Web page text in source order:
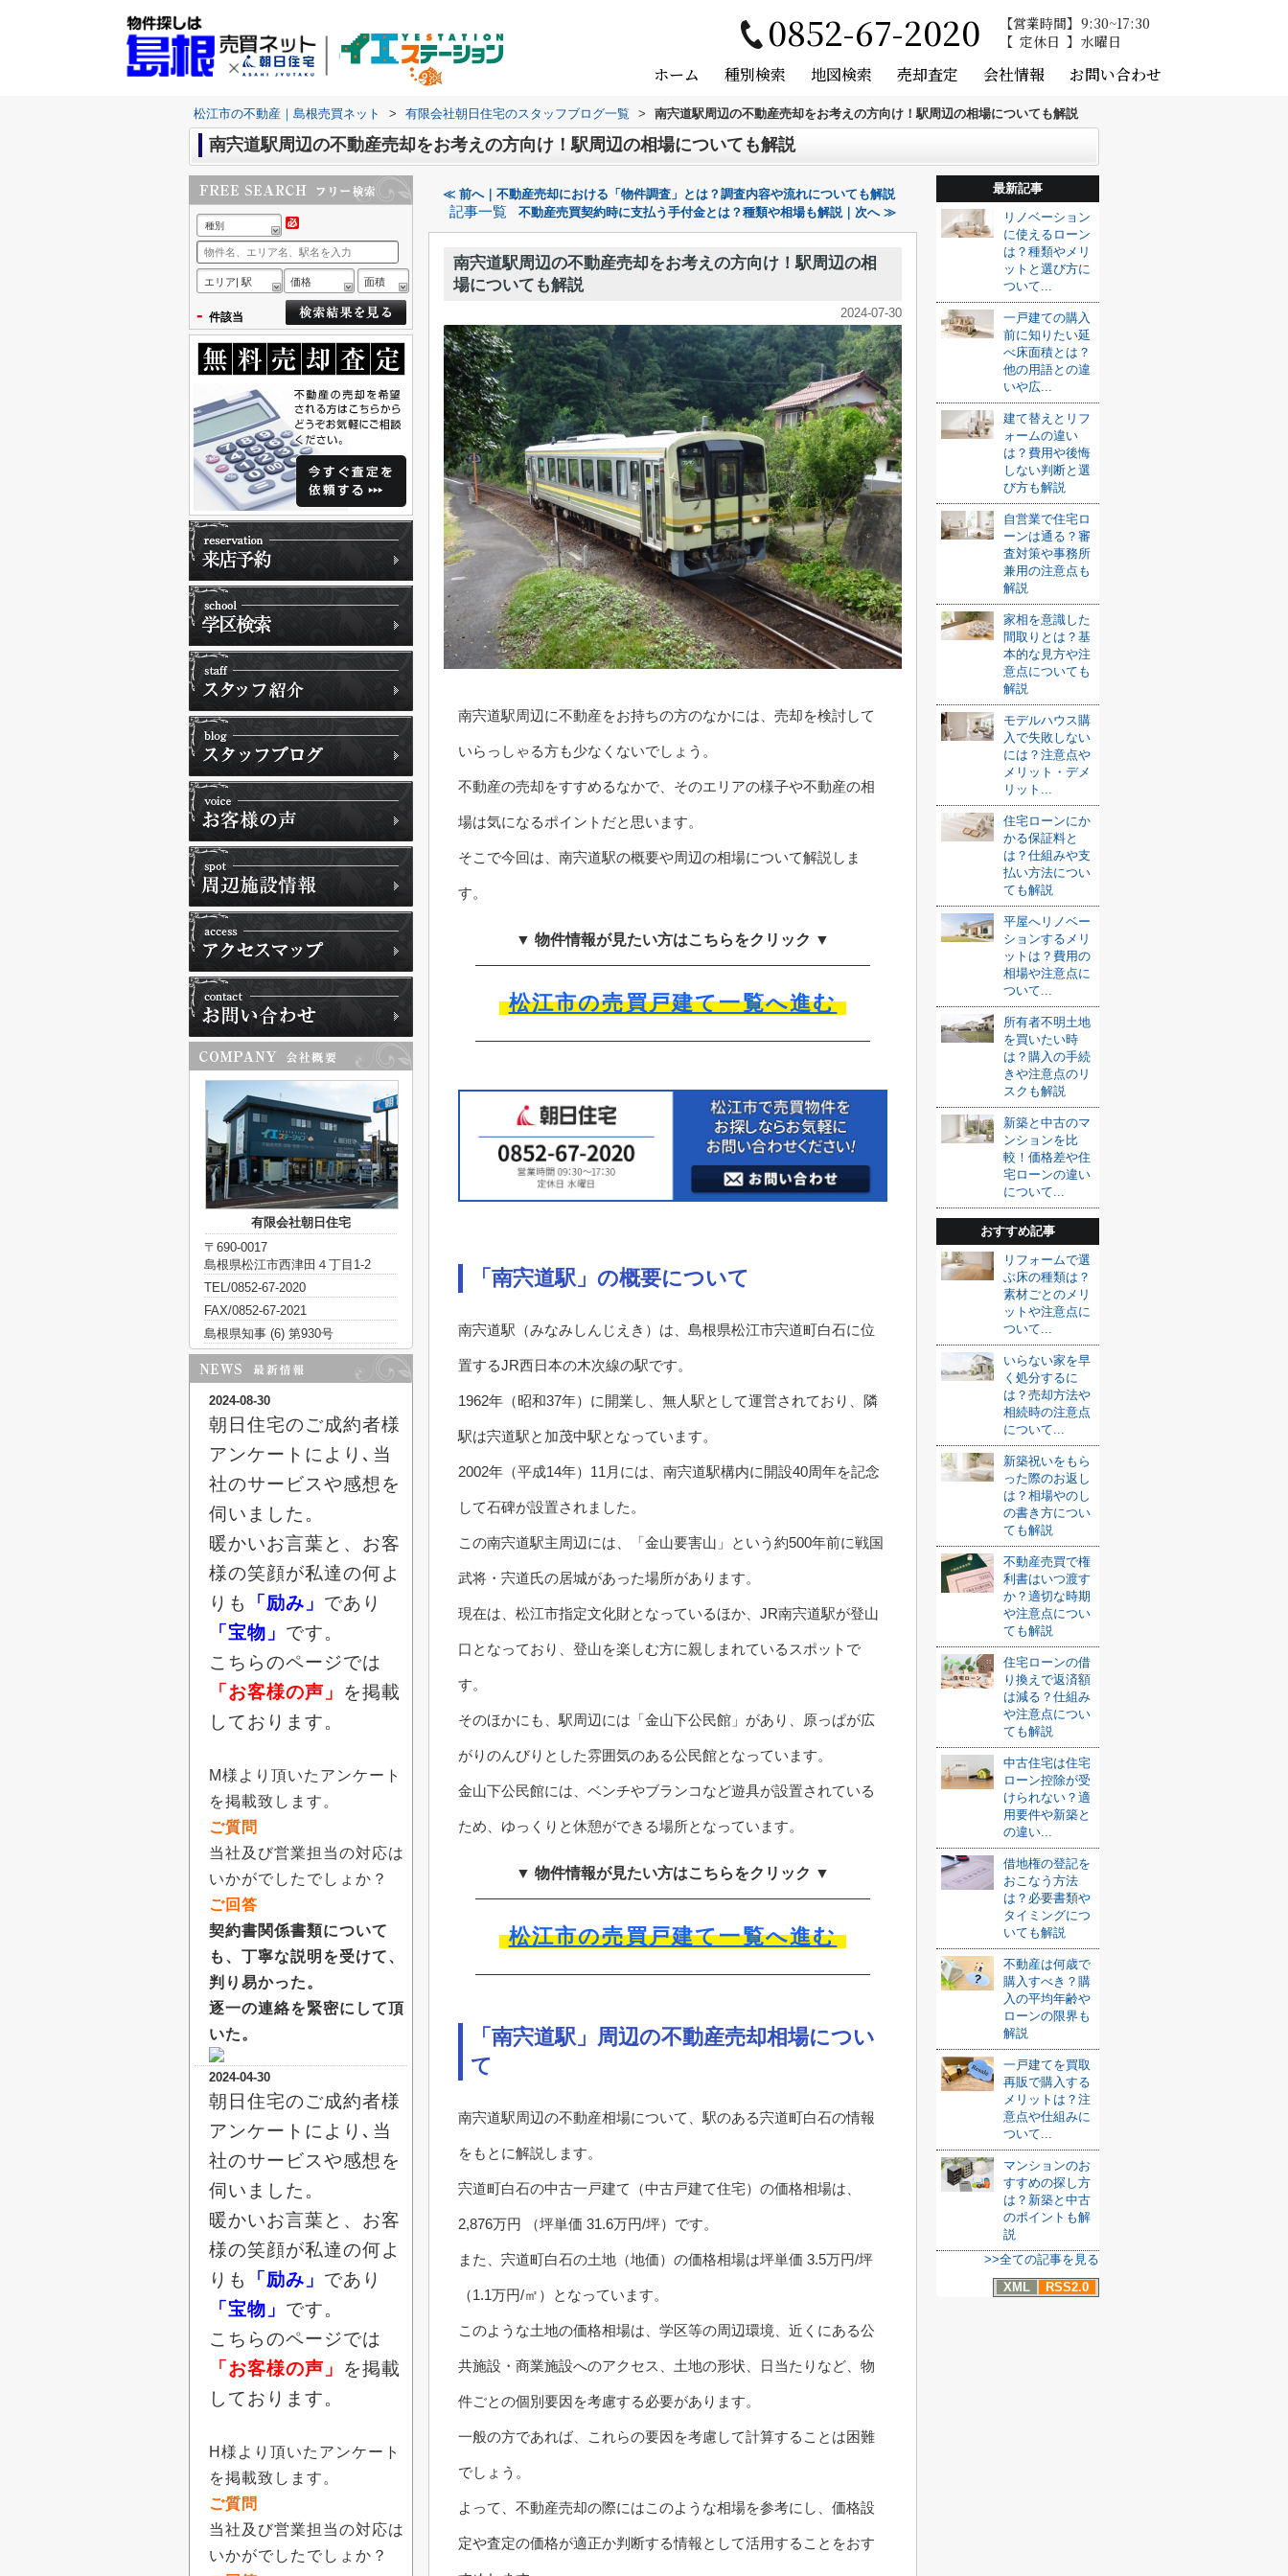
0852-67-2020 営業時間
9:30~17:30
定休日
水曜日
ホーム 種別検索 地図検索 売却査定 会社情報 お問い合わせ
松江市の不動産｜島根売買ネット > 有限会社朝日住宅のスタッフブログ一覧 > 南宍道駅周辺の不動産売却をお考えの方向け！駅周辺の相場についても解説
南宍道駅周辺の不動産売却をお考えの方向け！駅周辺の相場についても解説
≪ 前へ｜不動産売却における「物件調査」とは？調査内容や流れについても解説
記事一覧 不動産売買契約時に支払う手付金とは？種類や相場も解説｜次へ ≫
南宍道駅周辺の不動産売却をお考えの方向け！駅周辺の相
場についても解説
2024-07-30
南宍道駅周辺に不動産をお持ちの方のなかには、売却を検討して
いらっしゃる方も少なくないでしょう。
不動産の売却をすすめるなかで、そのエリアの様子や不動産の相
場は気になるポイントだと思います。
そこで今回は、南宍道駅の概要や周辺の相場について解説しま
す。
▼ 物件情報が見たい方はこちらをクリック ▼
松江市の売買戸建て一覧へ進む
「南宍道駅」の概要について
南宍道駅（みなみしんじえき）は、島根県松江市宍道町白石に位
置するJR西日本の木次線の駅です。
1962年（昭和37年）に開業し、無人駅として運営されており、隣
駅は宍道駅と加茂中駅となっています。
2002年（平成14年）11月には、南宍道駅構内に開設40周年を記念
して石碑が設置されました。
この南宍道駅主周辺には、「金山要害山」という約500年前に戦国
武将・宍道氏の居城があった場所があります。
現在は、松江市指定文化財となっているほか、JR南宍道駅が登山
口となっており、登山を楽しむ方に親しまれているスポットで
す。
そのほかにも、駅周辺には「金山下公民館」があり、原っぱが広
がりのんびりとした雰囲気のある公民館となっています。
金山下公民館には、ベンチやブランコなど遊具が設置されている
ため、ゆっくりと休憩ができる場所となっています。
▼ 物件情報が見たい方はこちらをクリック ▼
松江市の売買戸建て一覧へ進む
「南宍道駅」周辺の不動産売却相場につい
て
南宍道駅周辺の不動産相場について、駅のある宍道町白石の情報
をもとに解説します。
宍道町白石の中古一戸建て（中古戸建て住宅）の価格相場は、
2,876万円 （坪単価 31.6万円/坪）です。
また、宍道町白石の土地（地価）の価格相場は坪単価 3.5万円/坪
（1.1万円/㎡）となっています。
このような土地の価格相場は、学区等の周辺環境、近くにある公
共施設・商業施設へのアクセス、土地の形状、日当たりなど、物
件ごとの個別要因を考慮する必要があります。
一般の方であれば、これらの要因を考慮して計算することは困難
でしょう。
よって、不動産売却の際にはこのような相場を参考にし、価格設
定や査定の価格が適正か判断する情報として活用することをおす
最新記事
リノベーション
に使えるローン
は？種類やメリ
ットと選び方に
ついて...
一戸建ての購入
前に知りたい延
べ床面積とは？
他の用語との違
いや広...
建て替えとリフ
ォームの違い
は？費用や後悔
しない判断と選
び方も解説
自営業で住宅ロ
ーンは通る？審
査対策や事務所
兼用の注意点も
解説
家相を意識した
間取りとは？基
本的な見方や注
意点についても
解説
モデルハウス購
入で失敗しない
には？注意点や
メリット・デメ
リット...
住宅ローンにか
かる保証料と
は？仕組みや支
払い方法につい
ても解説
平屋へリノベー
ションするメリ
ットは？費用の
相場や注意点に
ついて...
所有者不明土地
を買いたい時
は？購入の手続
きや注意点のリ
スクも解説
新築と中古のマ
ンションを比
較！価格差や住
宅ローンの違い
について...
おすすめ記事
リフォームで選
ぶ床の種類は？
素材ごとのメリ
ットや注意点に
ついて...
いらない家を早
く処分するに
は？売却方法や
相続時の注意点
について...
新築祝いをもら
った際のお返し
は？相場やのし
の書き方につい
ても解説
不動産売買で権
利書はいつ渡す
か？適切な時期
や注意点につい
ても解説
住宅ローンの借
り換えで返済額
は減る？仕組み
や注意点につい
ても解説
中古住宅は住宅
ローン控除が受
けられない？適
用要件や新築と
の違い...
借地権の登記を
おこなう方法
は？必要書類や
タイミングにつ
いても解説
不動産は何歳で
購入すべき？購
入の平均年齢や
ローンの限界も
解説
一戸建てを買取
再販で購入する
メリットは？注
意点や仕組みに
ついて...
マンションのお
すすめの探し方
は？新築と中古
のポイントも解
説
>>全ての記事を見る
XML
RSS2.0
種別
エリア| 駅 価格 面積
- 件該当
有限会社朝日住宅
〒690-0017
島根県松江市西津田４丁目1-2
TEL/0852-67-2020
FAX/0852-67-2021
島根県知事 (6) 第930号
2024-08-30
朝日住宅のご成約者様
アンケートにより､当
社のサービスや感想を
伺いました。
暖かいお言葉と、お客
様の笑顔が私達の何よ
りも
「励み」 であり
「宝物」 です。
こちらのページでは
「お客様の声」 を掲載
しております。
M様より頂いたアンケート
を掲載致します。
ご質問
当社及び営業担当の対応は
いかがでしたでしょか？
ご回答
契約書関係書類について
も、丁寧な説明を受けて、
判り易かった。
逐一の連絡を緊密にして頂
いた。
2024-04-30
朝日住宅のご成約者様
アンケートにより､当
社のサービスや感想を
伺いました。
暖かいお言葉と、お客
様の笑顔が私達の何よ
りも
「励み」 であり
「宝物」 です。
こちらのページでは
「お客様の声」 を掲載
しております。
H様より頂いたアンケート
を掲載致します。
ご質問
当社及び営業担当の対応は
いかがでしたでしょか？